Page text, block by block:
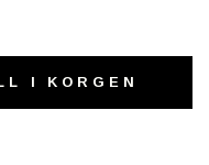
I KORGEN